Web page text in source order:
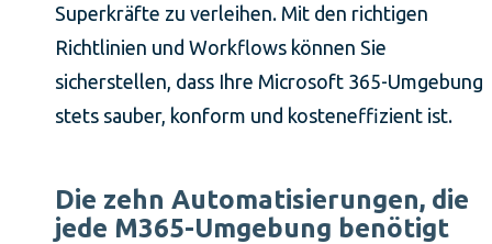
Superkräfte zu verleihen. Mit den richtigen
Richtlinien und Workflows können Sie
sicherstellen, dass Ihre Microsoft 365-Umgebung
stets sauber, konform und kosteneffizient ist.
Die zehn Automatisierungen, die
jede M365-Umgebung benötigt